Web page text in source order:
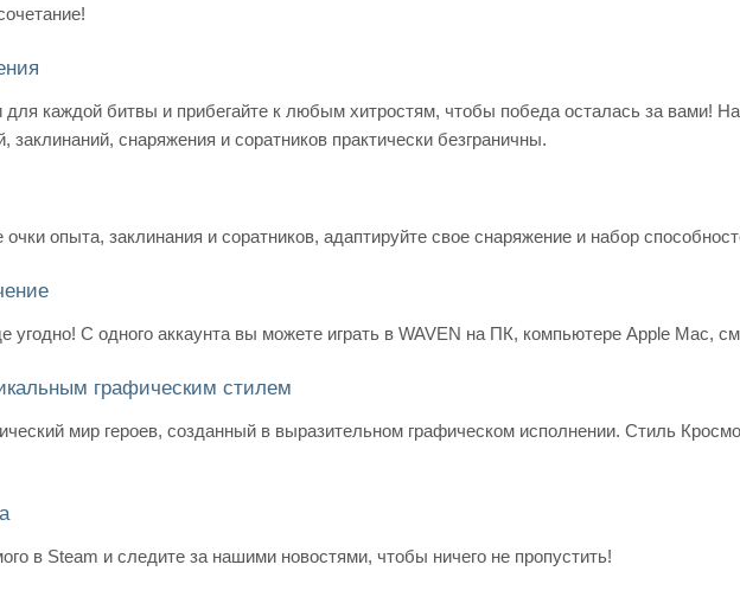
каждой битвы и прибегайте к любым хитростям, чтобы победа осталась за вами!
заклинаний, снаряжения и соратников практически безграничны.
опыта, заклинания и соратников, адаптируйте свое снаряжение и набор
угодно! С одного аккаунта вы можете играть в WAVEN на ПК, компьютере Apple Mac,
графическим стилем
мир героев, созданный в выразительном графическом исполнении. Стиль
в Steam и следите за нашими новостями, чтобы ничего не пропустить!